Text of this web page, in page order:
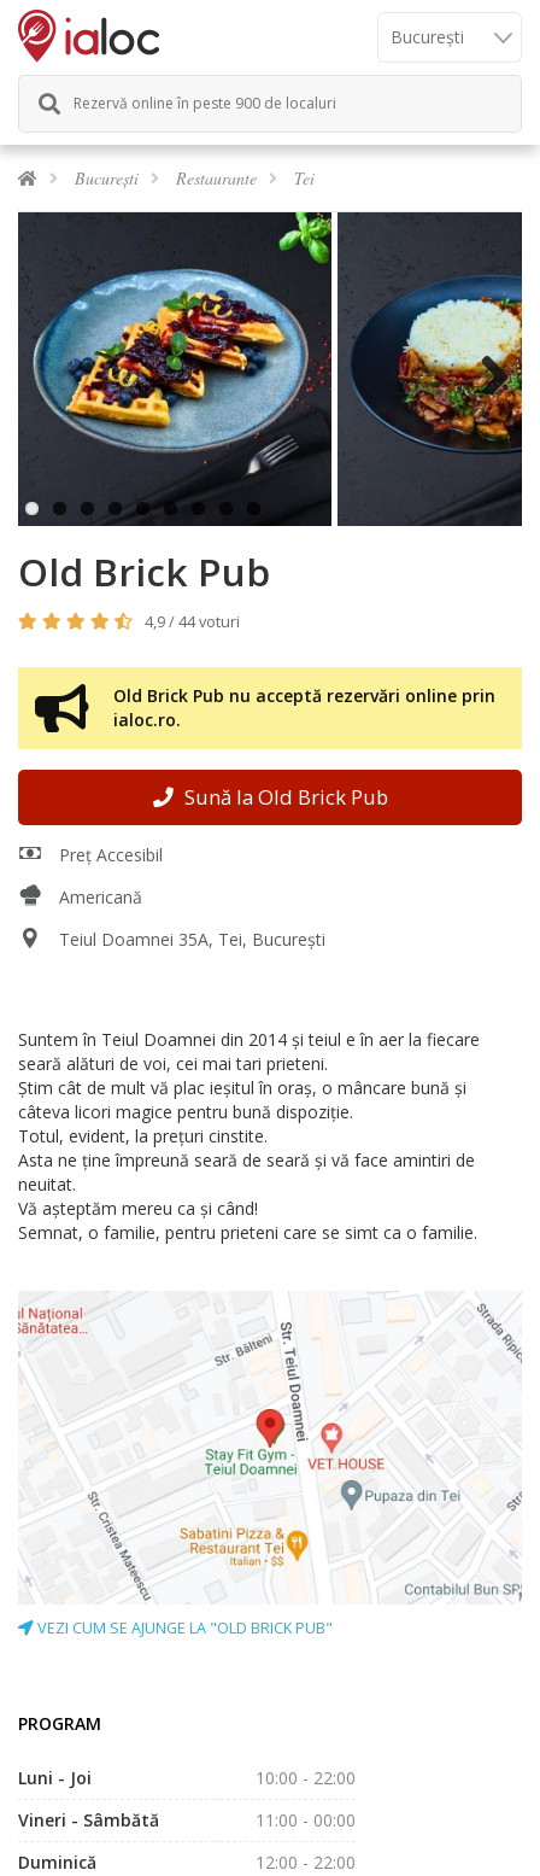
Rezervă online în peste 900 de localuri
București Restaurante Tei
Previous Next
Old Brick Pub
4,9 / 44 voturi
Old Brick Pub nu acceptă rezervări online prin
ialoc.ro.
Sună la Old Brick Pub
Preț Accesibil
Americană
Teiul Doamnei 35A, Tei, București
Suntem în Teiul Doamnei din 2014 și teiul e în aer la fiecare
seară alături de voi, cei mai tari prieteni.
Știm cât de mult vă plac ieșitul în oraș, o mâncare bună și
câteva licori magice pentru bună dispoziție.
Totul, evident, la prețuri cinstite.
Asta ne ține împreună seară de seară și vă face amintiri de
neuitat.
Vă așteptăm mereu ca și când!
Semnat, o familie, pentru prieteni care se simt ca o familie.
VEZI CUM SE AJUNGE LA "OLD BRICK PUB"
PROGRAM
Luni - Joi
10:00 - 22:00
Vineri - Sâmbătă
11:00 - 00:00
Duminică
12:00 - 22:00